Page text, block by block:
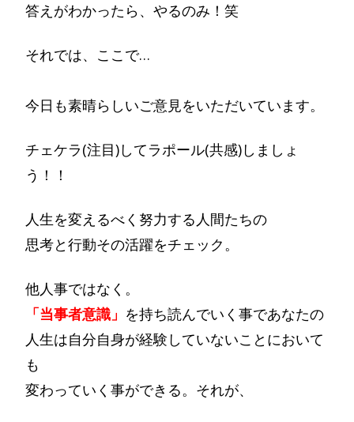
答えがわかったら、やるのみ！ 笑
それでは、ここで…
今日も素晴らしいご意見をいただいています。
チェケラ(注目)してラポール(共感)しましょ
う！！
人生を変えるべく努力する人間たちの
思考と行動その活躍をチェック。
他人事ではなく。
「当事者意識」 を持ち読んでいく事であなたの
人生は自分自身が経験していないことにおいて
も
変わっていく事ができる。それが、